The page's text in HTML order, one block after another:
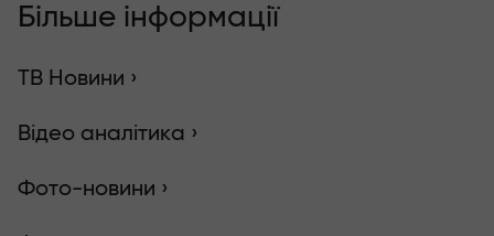
Більше інформації
ТВ Новини ›
Відео аналітика ›
Фото-новини ›